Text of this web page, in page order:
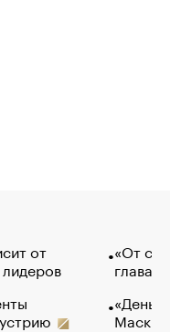
от
«От
глава
Маск в